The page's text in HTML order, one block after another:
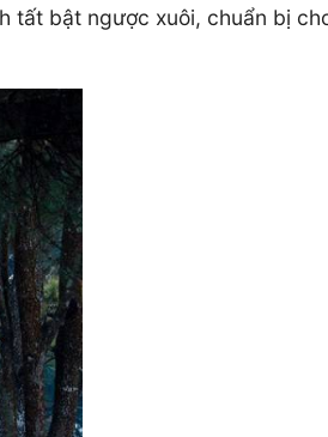
tất bật ngược xuôi, chuẩn bị